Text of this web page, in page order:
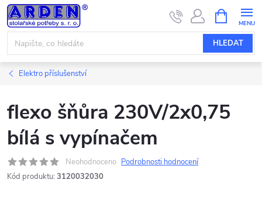
Přejít
na
obsah
HLEDAT
NÁKUPNÍ
KOŠÍK
Elektro příslušenství
flexo šňůra 230V/2x0,75
bílá s vypínačem
Neohodnoceno Podrobnosti hodnocení
Kód produktu: 3120032030